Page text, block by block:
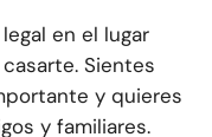
en el lugar
Sientes
y quieres
y familiares.